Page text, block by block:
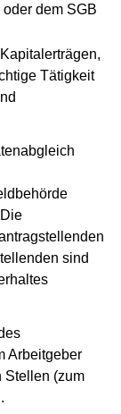
dem SGB
Tätigkeit
sind
Arbeitgeber
Stellen (zum